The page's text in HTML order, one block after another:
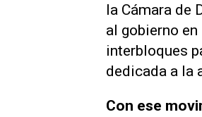
la Cámara de
al gobierno
interbloques
dedicada a la
Con ese